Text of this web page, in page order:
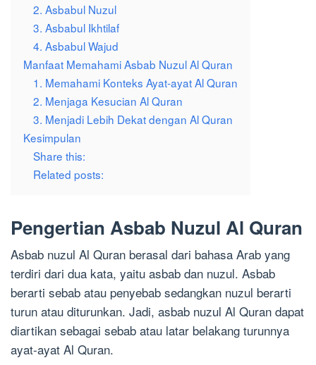
2. Asbabul Nuzul
3. Asbabul Ikhtilaf
4. Asbabul Wajud
Manfaat Memahami Asbab Nuzul Al Quran
1. Memahami Konteks Ayat-ayat Al Quran
2. Menjaga Kesucian Al Quran
3. Menjadi Lebih Dekat dengan Al Quran
Kesimpulan
Share this:
Related posts:
Pengertian Asbab Nuzul Al Quran
Asbab nuzul Al Quran berasal dari bahasa Arab yang
terdiri dari dua kata, yaitu asbab dan nuzul. Asbab
berarti sebab atau penyebab sedangkan nuzul berarti
turun atau diturunkan. Jadi, asbab nuzul Al Quran dapat
diartikan sebagai sebab atau latar belakang turunnya
ayat-ayat Al Quran.